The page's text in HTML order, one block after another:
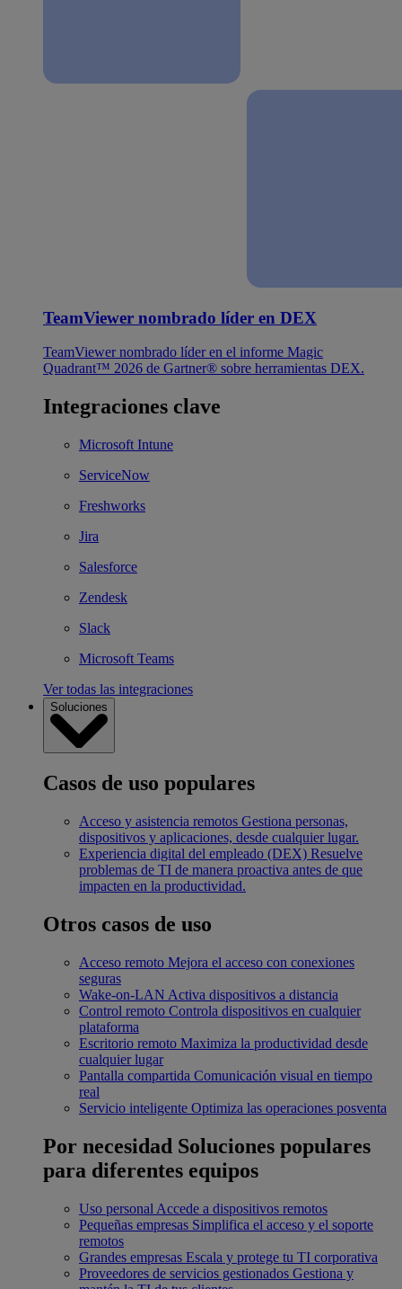
TeamViewer nombrado líder en DEX
TeamViewer nombrado líder en el informe Magic
Quadrant™ 2026 de Gartner® sobre herramientas DEX.
Integraciones clave
Microsoft Intune
ServiceNow
Freshworks
Jira
Salesforce
Zendesk
Slack
Microsoft Teams
Ver todas las integraciones
Soluciones
Casos de uso populares
Acceso y asistencia remotos Gestiona personas,
dispositivos y aplicaciones, desde cualquier lugar.
Experiencia digital del empleado (DEX) Resuelve
problemas de TI de manera proactiva antes de que
impacten en la productividad.
Otros casos de uso
Acceso remoto Mejora el acceso con conexiones
seguras
Wake-on-LAN Activa dispositivos a distancia
Control remoto Controla dispositivos en cualquier
plataforma
Escritorio remoto Maximiza la productividad desde
cualquier lugar
Pantalla compartida Comunicación visual en tiempo
real
Servicio inteligente Optimiza las operaciones posventa
Por necesidad Soluciones populares
para diferentes equipos
Uso personal Accede a dispositivos remotos
Pequeñas empresas Simplifica el acceso y el soporte
remotos
Grandes empresas Escala y protege tu TI corporativa
Proveedores de servicios gestionados Gestiona y